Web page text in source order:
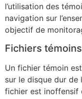
l’utilisation des
navigation sur
objectif de
Fichiers témoins
Un fichier témoin
sur le disque dur de
fichier est inoffensif